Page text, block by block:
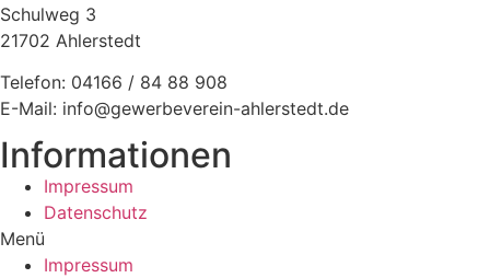
Schulweg 3
21702 Ahlerstedt
Telefon: 04166 / 84 88 908
E-Mail: info@gewerbeverein-ahlerstedt.de
Informationen
Impressum
Datenschutz
Menü
Impressum